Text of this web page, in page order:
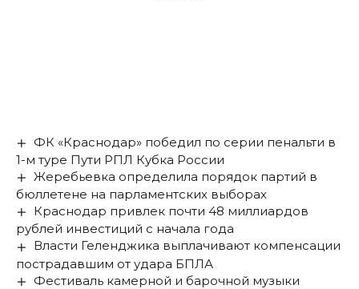
ФК «Краснодар» победил по серии пенальти в
1-м туре Пути РПЛ Кубка России
Жеребьевка определила порядок партий в
бюллетене на парламентских выборах
Краснодар привлек почти 48 миллиардов
рублей инвестиций с начала года
Власти Геленджика выплачивают компенсации
пострадавшим от удара БПЛА
Фестиваль камерной и барочной музыки